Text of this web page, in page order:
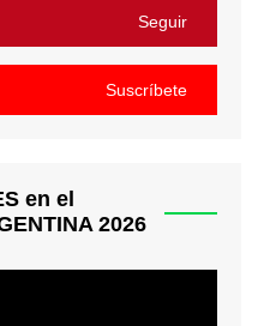
Seguir
Suscríbete
en el
2026